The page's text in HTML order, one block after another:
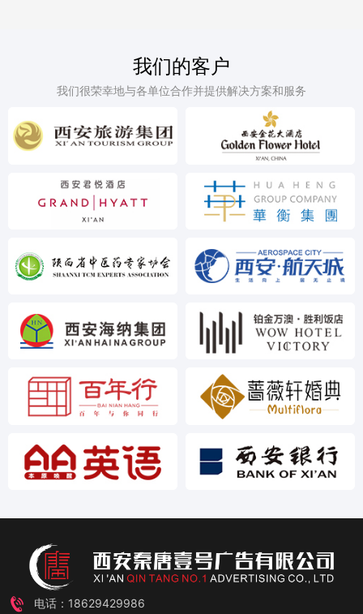
我们的客户
我们很荣幸地与各单位合作并提供解决方案和服务
电话：18629429986